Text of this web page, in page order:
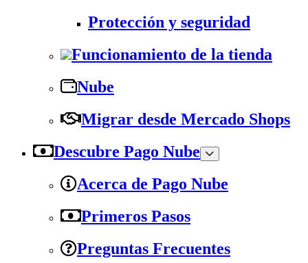
Protección y seguridad
Funcionamiento de la tienda
Nube
Migrar desde Mercado Shops
Descubre Pago Nube
Acerca de Pago Nube
Primeros Pasos
Preguntas Frecuentes